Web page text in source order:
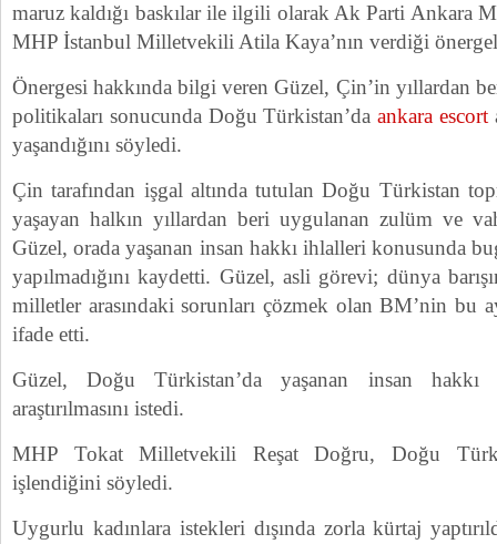
maruz kaldığı baskılar ile ilgili olarak Ak Parti Ankara
MHP İstanbul Milletvekili Atila Kaya’nın verdiği
Önergesi hakkında bilgi veren Güzel, Çin’in yıllardan
politikaları sonucunda Doğu Türkistan’daankara escort
yaşandığını söyledi.
Çin tarafından işgal altında tutulan Doğu Türkistan
yaşayan halkın yıllardan beri uygulanan zulüm ve
Güzel, orada yaşanan insan hakkı ihlalleri konusunda
yapılmadığını kaydetti. Güzel, asli görevi; dünya
milletler arasındaki sorunları çözmek olan BM’nin bu
ifade etti.
Güzel, Doğu Türkistan’da yaşanan insan hakkı
araştırılmasını istedi.
MHP Tokat Milletvekili Reşat Doğru, Doğu
işlendiğini söyledi.
Uygurlu kadınlara istekleri dışında zorla kürtaj